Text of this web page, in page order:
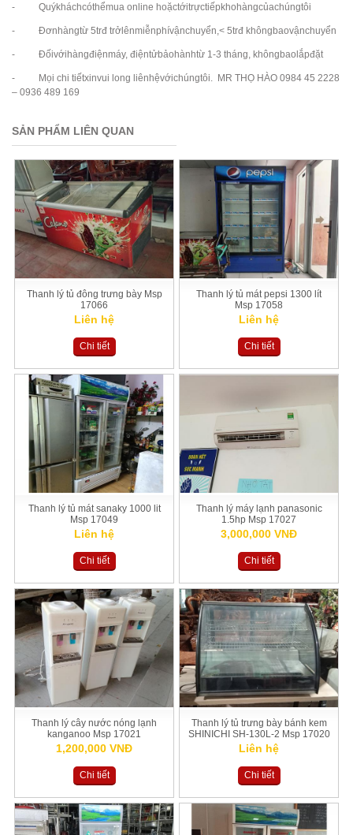
- Quýkháchcóthểmua online hoặctớitrựctiếpkhohàngcủachúngtôi
- Đơnhàngtừ 5trđ trởlênmiễnphívậnchuyển,< 5trđ khôngbaovậnchuyển
- Đốivớihàngđiệnmáy, điệntửbảohànhtừ 1-3 tháng, khôngbaolắpđặt
- Mọi chi tiếtxinvui long liênhệvớichúngtôi. MR THỌ HÀO 0984 45 2228
– 0936 489 169
SẢN PHẨM LIÊN QUAN
Thanh lý tủ đông trưng bày Msp
17066
Liên hệ
Chi tiết
Thanh lý tủ mát pepsi 1300 lít
Msp 17058
Liên hệ
Chi tiết
Thanh lý tủ mát sanaky 1000 lit
Msp 17049
Liên hệ
Chi tiết
Thanh lý máy lạnh panasonic
1.5hp Msp 17027
3,000,000 VNĐ
Chi tiết
Thanh lý cây nước nóng lạnh
kanganoo Msp 17021
1,200,000 VNĐ
Chi tiết
Thanh lý tủ trưng bày bánh kem
SHINICHI SH-130L-2 Msp 17020
Liên hệ
Chi tiết